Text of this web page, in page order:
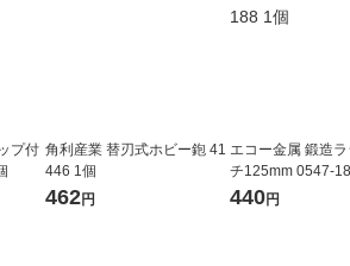
プ付 角利産業 替刃式ホビー鉋 41
446 1個
462円
エコー金属 鍛造
チ125mm 0547-
440円